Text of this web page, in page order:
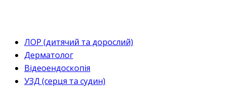
ЛОР (дитячий та дорослий)
Дерматолог
Відеоендоскопія
УЗД (серця та судин)